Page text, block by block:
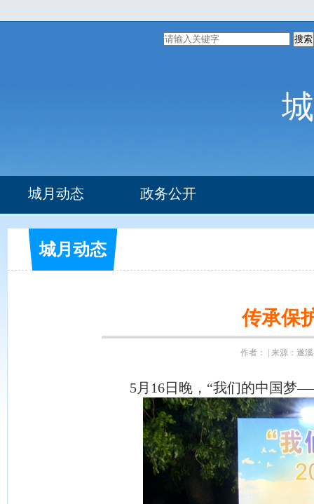
搜索
城月动态 政务公开
组织机构 办事指南
部门文件
城月动态
传承保
作者： | 来源：遂
5月16日晚，“我们的中国梦